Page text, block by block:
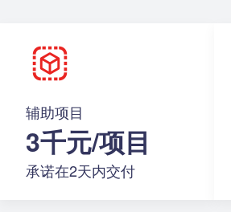
辅助项目
3千元/项目
承诺在2天内交付